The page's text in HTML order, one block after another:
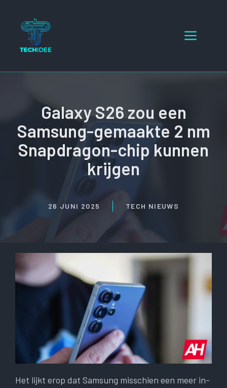
inhoud
Menu
Galaxy S26 zou een
Samsung-gemaakte 2 nm
Snapdragon-chip kunnen
krijgen
26 JUNI 2025 TECH NIEUWS
Het lijkt erop dat Samsung misschien een meer in-